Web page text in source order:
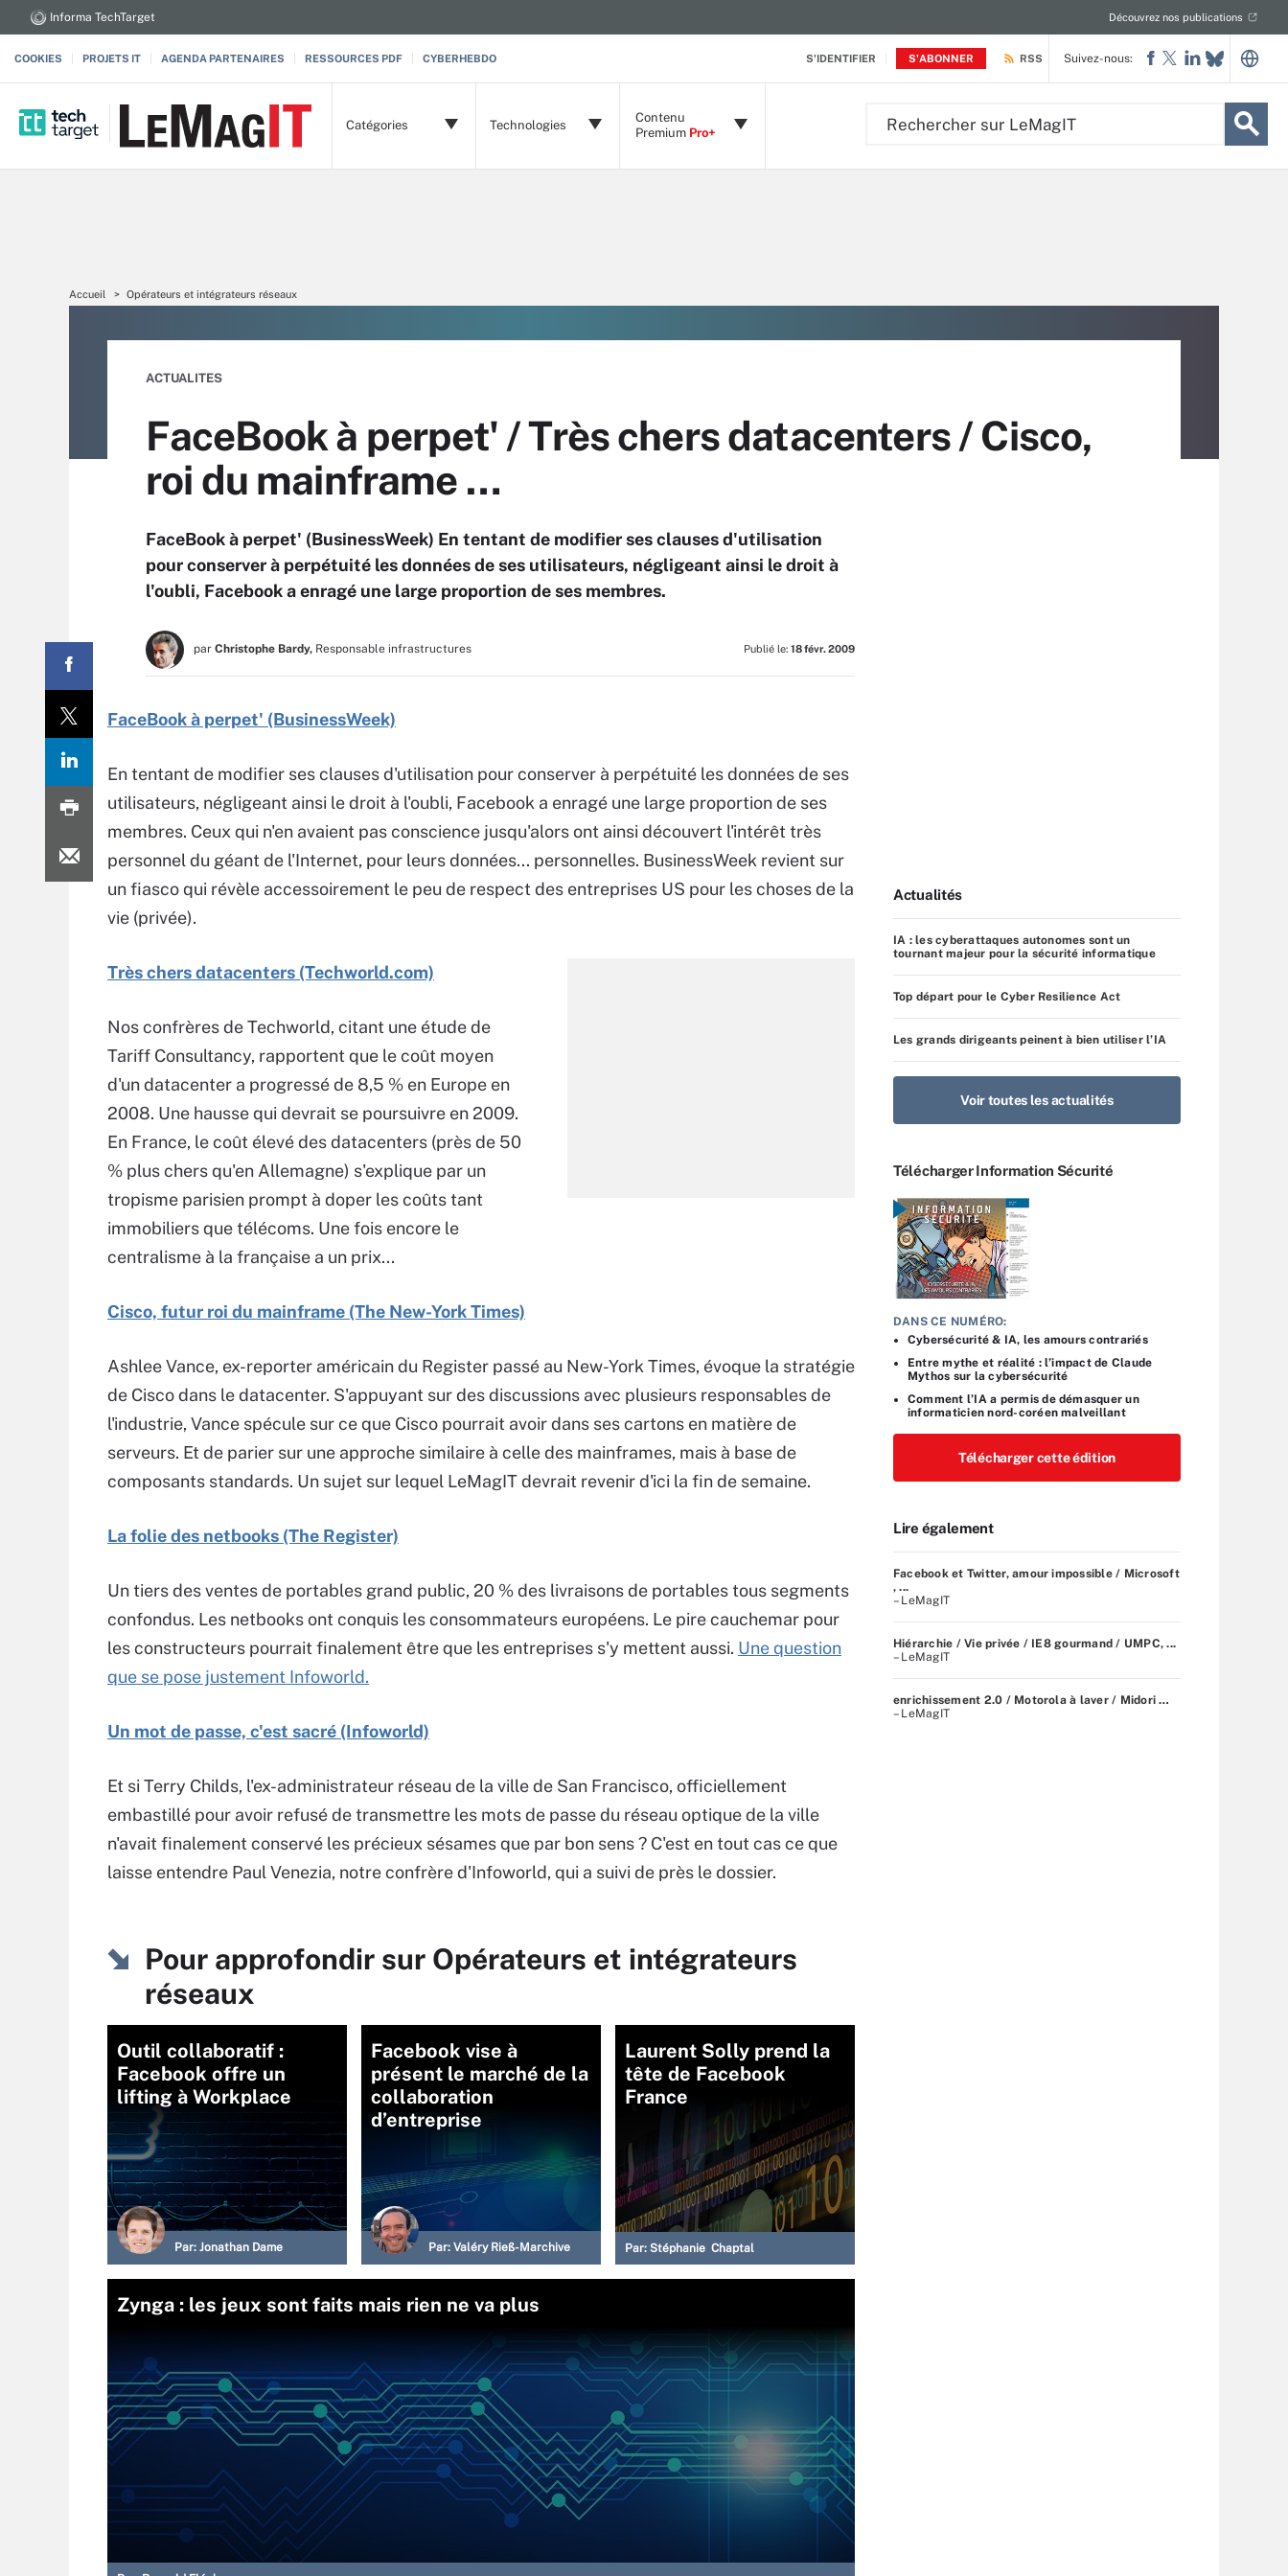
S'IDENTIFIER S'ABONNER
Informa TechTarget Découvrez nos publications
COOKIES PROJETS IT AGENDA PARTENAIRES RESSOURCES PDF CYBERHEBDO RSS
Catégories Technologies
Contenu
Premium Pro+
Suivez-nous:
Accueil Opérateurs et intégrateurs réseaux
ACTUALITES
FaceBook à perpet' / Très chers datacenters / Cisco,
roi du mainframe …
FaceBook à perpet' (BusinessWeek) En tentant de modifier ses clauses d'utilisation
pour conserver à perpétuité les données de ses utilisateurs, négligeant ainsi le droit à
l'oubli, Facebook a enragé une large proportion de ses membres.
par Christophe Bardy, Responsable infrastructures Publié le: 18 févr. 2009
FaceBook à perpet' (BusinessWeek)
En tentant de modifier ses clauses d'utilisation pour conserver à perpétuité les données de ses
utilisateurs, négligeant ainsi le droit à l'oubli, Facebook a enragé une large proportion de ses
membres. Ceux qui n'en avaient pas conscience jusqu'alors ont ainsi découvert l'intérêt très
personnel du géant de l'Internet, pour leurs données... personnelles. BusinessWeek revient sur
un fiasco qui révèle accessoirement le peu de respect des entreprises US pour les choses de la
vie (privée).
Très chers datacenters (Techworld.com)
Nos confrères de Techworld, citant une étude de
Tariff Consultancy, rapportent que le coût moyen
d'un datacenter a progressé de 8,5 % en Europe en
2008. Une hausse qui devrait se poursuivre en 2009.
En France, le coût élevé des datacenters (près de 50
% plus chers qu'en Allemagne) s'explique par un
tropisme parisien prompt à doper les coûts tant
immobiliers que télécoms. Une fois encore le
centralisme à la française a un prix...
Cisco, futur roi du mainframe (The New-York Times)
Ashlee Vance, ex-reporter américain du Register passé au New-York Times, évoque la stratégie
de Cisco dans le datacenter. S'appuyant sur des discussions avec plusieurs responsables de
l'industrie, Vance spécule sur ce que Cisco pourrait avoir dans ses cartons en matière de
serveurs. Et de parier sur une approche similaire à celle des mainframes, mais à base de
composants standards. Un sujet sur lequel LeMagIT devrait revenir d'ici la fin de semaine.
La folie des netbooks (The Register)
Un tiers des ventes de portables grand public, 20 % des livraisons de portables tous segments
confondus. Les netbooks ont conquis les consommateurs européens. Le pire cauchemar pour
les constructeurs pourrait finalement être que les entreprises s'y mettent aussi. Une question
que se pose justement Infoworld.
Un mot de passe, c'est sacré (Infoworld)
Et si Terry Childs, l'ex-administrateur réseau de la ville de San Francisco, officiellement
embastillé pour avoir refusé de transmettre les mots de passe du réseau optique de la ville
n'avait finalement conservé les précieux sésames que par bon sens ? C'est en tout cas ce que
laisse entendre Paul Venezia, notre confrère d'Infoworld, qui a suivi de près le dossier.
Pour approfondir sur Opérateurs et intégrateurs
réseaux
Outil collaboratif :
Facebook offre un
lifting à Workplace
Par: Jonathan Dame
Facebook vise à
présent le marché de la
collaboration
d’entreprise
Par: Valéry Rieß-Marchive
Laurent Solly prend la
tête de Facebook
France
Par: Stéphanie Chaptal
Zynga : les jeux sont faits mais rien ne va plus
Actualités
IA : les cyberattaques autonomes sont un
tournant majeur pour la sécurité informatique
Top départ pour le Cyber Resilience Act
Les grands dirigeants peinent à bien utiliser l’IA
Voir toutes les actualités
Télécharger Information Sécurité
DANS CE NUMÉRO:
Cybersécurité & IA, les amours contrariés
Entre mythe et réalité : l’impact de Claude
Mythos sur la cybersécurité
Comment l’IA a permis de démasquer un
informaticien nord-coréen malveillant
Télécharger cette édition
Lire également
Facebook et Twitter, amour impossible / Microsoft
, ...
– LeMagIT
Hiérarchie / Vie privée / IE8 gourmand / UMPC, ...
– LeMagIT
enrichissement 2.0 / Motorola à laver / Midori …
– LeMagIT